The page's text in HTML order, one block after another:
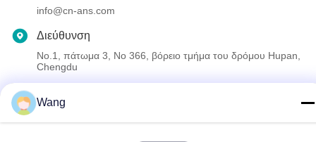
info@cn-ans.com
Διεύθυνση
No.1, πάτωμα 3, Νο 366, βόρειο τμήμα του δρόμου Hupan,
Chengdu
Wang